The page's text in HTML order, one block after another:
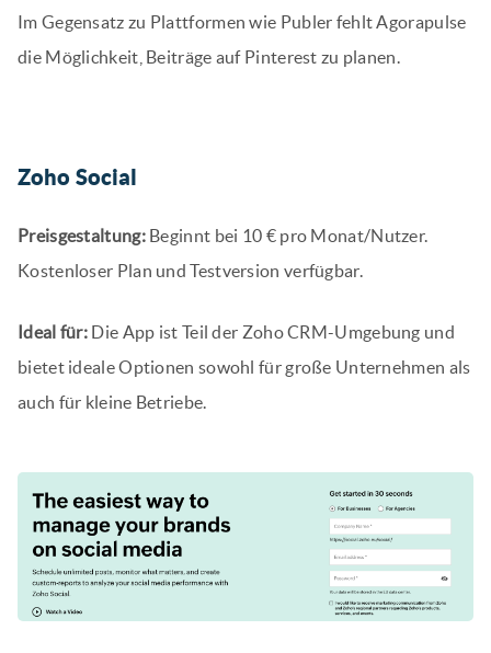
Im Gegensatz zu Plattformen wie Publer fehlt Agorapulse
die Möglichkeit, Beiträge auf Pinterest zu planen.
Zoho Social
Preisgestaltung:Beginnt bei 10 € pro Monat/Nutzer.
Kostenloser Plan und Testversion verfügbar.
Ideal für: Die App ist Teil der Zoho CRM-Umgebung und
bietet ideale Optionen sowohl für große Unternehmen als
auch für kleine Betriebe.